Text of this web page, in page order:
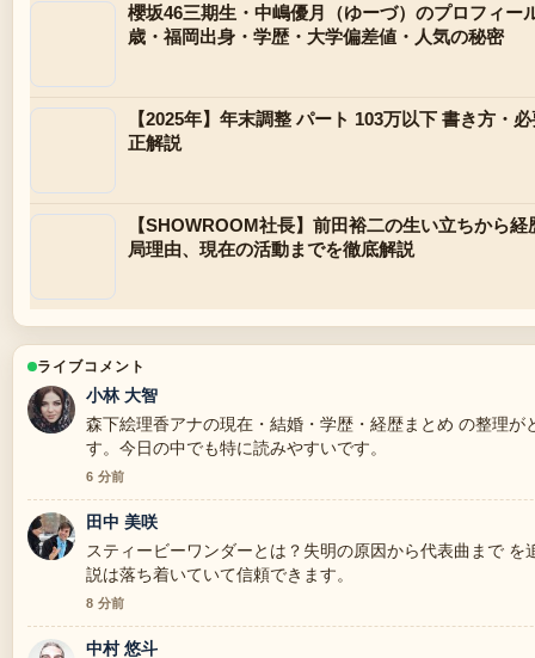
櫻坂46三期生・中嶋優月（ゆーづ）のプロフィー
歳・福岡出身・学歴・大学偏差値・人気の秘密
【2025年】年末調整 パート 103万以下 書き方・
正解説
【SHOWROOM社長】前田裕二の生い立ちから
局理由、現在の活動までを徹底解説
ライブコメント
小林 大智
森下絵理香アナの現在・結婚・学歴・経歴まとめ の整理が
す。今日の中でも特に読みやすいです。
6 分前
田中 美咲
スティービーワンダーとは？失明の原因から代表曲まで を
説は落ち着いていて信頼できます。
8 分前
中村 悠斗